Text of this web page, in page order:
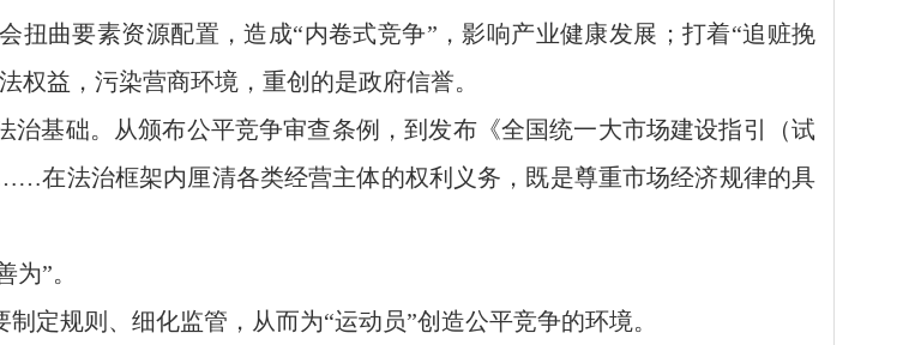
扭曲要素资源配置，造成“内卷式竞争”，影响产业健康发展；打着“追赃挽
权益，污染营商环境，重创的是政府信誉。
治基础。从颁布公平竞争审查条例，到发布《全国统一大市场建设指引（试
在法治框架内厘清各类经营主体的权利义务，既是尊重市场经济规律的具
”。
定规则、细化监管，从而为“运动员”创造公平竞争的环境。